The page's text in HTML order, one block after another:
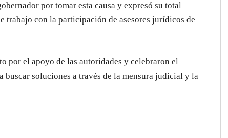
por tomar esta causa y expresó su total
trabajo con la participación de asesores jurídicos de
por el apoyo de las autoridades y celebraron el
soluciones a través de la mensura judicial y la